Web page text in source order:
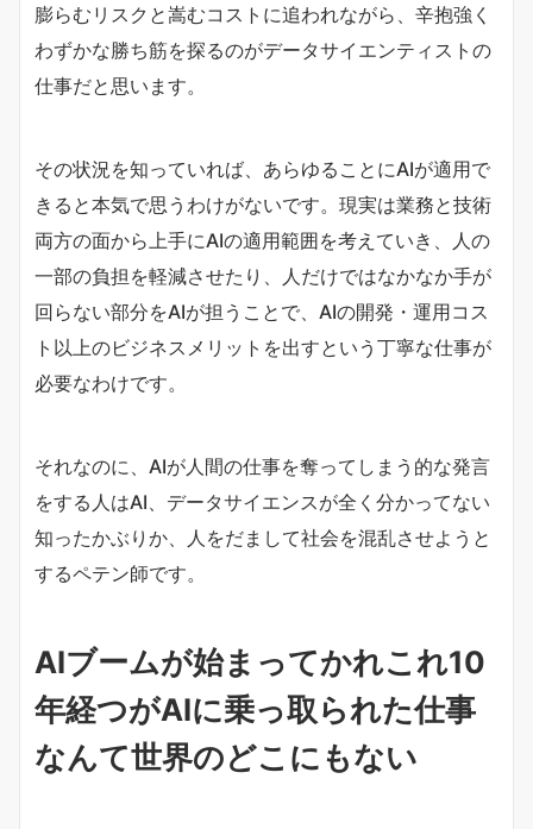
膨らむリスクと嵩むコストに追われながら、辛抱強く
わずかな勝ち筋を探るのがデータサイエンティストの
仕事だと思います。
その状況を知っていれば、あらゆることにAIが適用で
きると本気で思うわけがないです。現実は業務と技術
両方の面から上手にAIの適用範囲を考えていき、人の
一部の負担を軽減させたり、人だけではなかなか手が
回らない部分をAIが担うことで、AIの開発・運用コス
ト以上のビジネスメリットを出すという丁寧な仕事が
必要なわけです。
それなのに、AIが人間の仕事を奪ってしまう的な発言
をする人はAI、データサイエンスが全く分かってない
知ったかぶりか、人をだまして社会を混乱させようと
するペテン師です。
AIブームが始まってかれこれ10
年経つがAIに乗っ取られた仕事
なんて世界のどこにもない